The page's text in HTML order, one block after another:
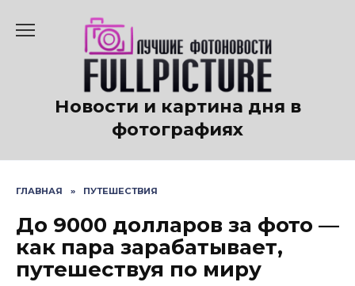
содержанию
Новости и картина дня в
фотографиях
ГЛАВНАЯ » ПУТЕШЕСТВИЯ
До 9000 долларов за фото —
как пара зарабатывает,
путешествуя по миру